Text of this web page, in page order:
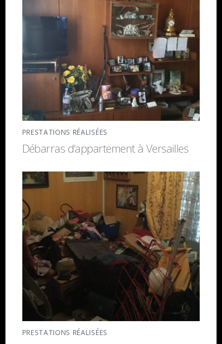
PRESTATIONS RÉALISÉES
Débarras d’appartement à Versailles
PRESTATIONS RÉALISÉES